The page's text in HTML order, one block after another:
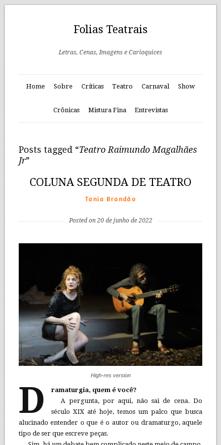
Folias Teatrais
Letras, Cenas, Imagens e Carioquices
Home Sobre Críticas Teatro Carnaval Show
Crônicas Mistura Fina Entrevistas
Posts tagged “Teatro Raimundo Magalhães
Jr”
COLUNA SEGUNDA DE TEATRO
Tania Brandão
Posted on 20 de junho de 2022
High-res version
D
ramaturgia, quem é você?
A pergunta, por aqui, não sai de cena. Do
século XIX até hoje, temos um palco que busca
alucinado entender o que é o autor ou dramaturgo, aquele
tipo de ser que escreve peças.